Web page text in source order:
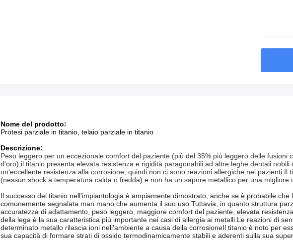
Nome del prodotto:
Protesi parziale in titanio, telaio parziale in titanio
Descrizione:
Peso leggero per un eccezionale comfort del paziente (più del 35% più leggero delle
d'oro),il titanio presenta elevata resistenza e rigidità paragonabili ad altre leghe dentali
un'eccellente resistenza alla corrosione, quindi non ci sono reazioni allergiche nei pazienti.Il
(nessun shock a temperatura calda o fredda) e non ha un sapore metallico per una migliore
Il successo del titanio nell'impiantologia è ampiamente dimostrato, anche se è probabile
comunemente segnalata man mano che aumenta il suo uso. Tuttavia, in quanto struttura
accuratezza di adattamento, peso leggero, maggiore comfort del paziente, elevata
della lega è la sua caratteristica più importante nei casi di allergia ai metalli.Le reazioni di
determinato metallo rilascia ioni nell'ambiente a causa della corrosioneIl titanio è noto per
sua capacità di formare strati di ossido termodinamicamente stabili e aderenti sulla sua